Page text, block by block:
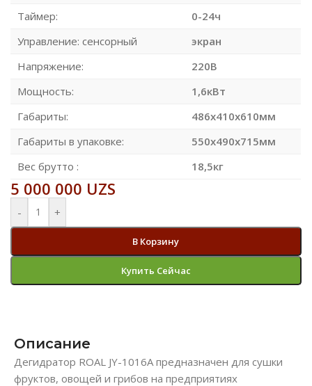
Таймер:
0-24ч
Управление: сенсорный
экран
Напряжение:
220В
Мощность:
1,6кВт
Габариты:
486х410х610мм
Габариты в упаковке:
550х490х715мм
Вес брутто :
18,5кг
5 000 000 UZS
- +
В Корзину
Купить Сейчас
Описание
Дегидратор ROAL JY-1016A предназначен для сушки
фруктов, овощей и грибов на предприятиях